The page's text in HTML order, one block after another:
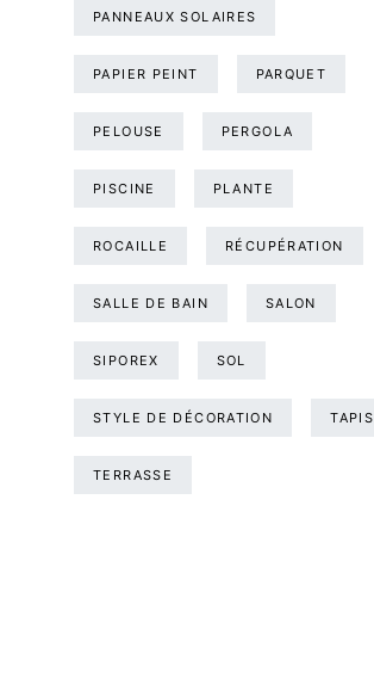
PANNEAUX SOLAIRES
PAPIER PEINT PARQUET
PELOUSE PERGOLA
PISCINE PLANTE
ROCAILLE RÉCUPÉRATION
SALLE DE BAIN SALON
SIPOREX SOL
STYLE DE DÉCORATION TAPIS
TERRASSE